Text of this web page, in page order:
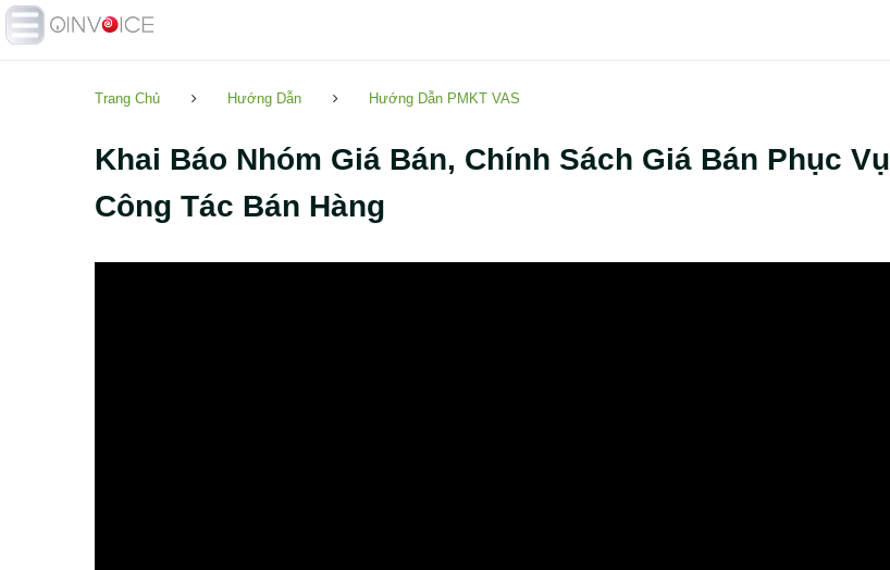
Trang Chủ Hướng Dẫn Hướng Dẫn PMKT VAS
Khai Báo Nhóm Giá Bán, Chính Sách Giá Bán Phục Vụ
Công Tác Bán Hàng